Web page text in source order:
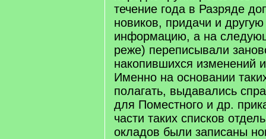
течение года в Разряде
новиков, придачи и
информацию, а на
реже) переписывали
накопившихся изменений
Именно на основании
полагать, выдавались
для Поместного и др.
части таких списков
окладов были записаны